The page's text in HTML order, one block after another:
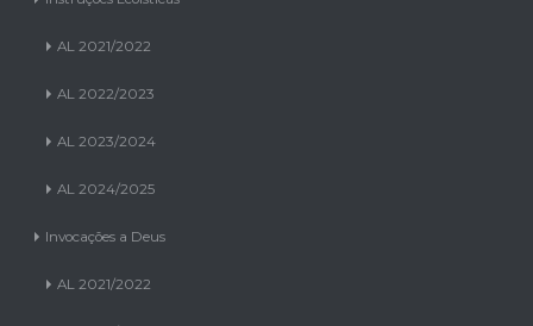
AL 2021/2022
AL 2022/2023
AL 2023/2024
AL 2024/2025
Invocações a Deus
AL 2021/2022